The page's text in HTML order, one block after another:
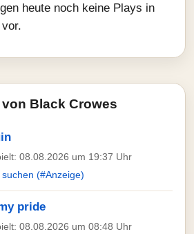
heute noch keine Plays in
Black Crowes
08.08.2026 um 19:37 Uhr
suchen (#Anzeige)
pride
08.08.2026 um 08:48 Uhr